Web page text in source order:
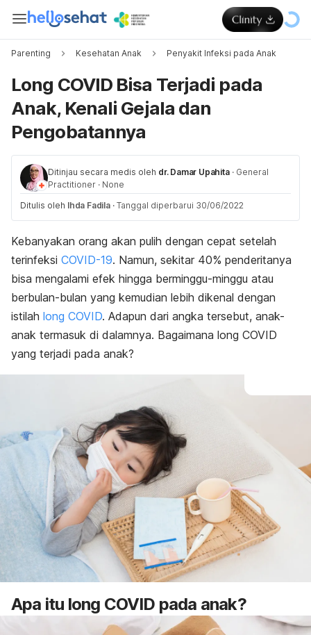
Parenting Kesehatan Anak Penyakit Infeksi pada Anak
Long COVID Bisa Terjadi pada
Anak, Kenali Gejala dan
Pengobatannya
Ditinjau secara medis oleh dr. Damar Upahita · General
Practitioner · None
Ditulis oleh Ihda Fadila · Tanggal diperbarui 30/06/2022
Kebanyakan orang akan pulih dengan cepat setelah
terinfeksi COVID-19. Namun, sekitar 40% penderitanya
bisa mengalami efek hingga berminggu-minggu atau
berbulan-bulan yang kemudian lebih dikenal dengan
istilah long COVID. Adapun dari angka tersebut, anak-
anak termasuk di dalamnya. Bagaimana long COVID
yang terjadi pada anak?
Apa itu long COVID pada anak?